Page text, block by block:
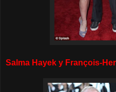
Salma Hayek y François-